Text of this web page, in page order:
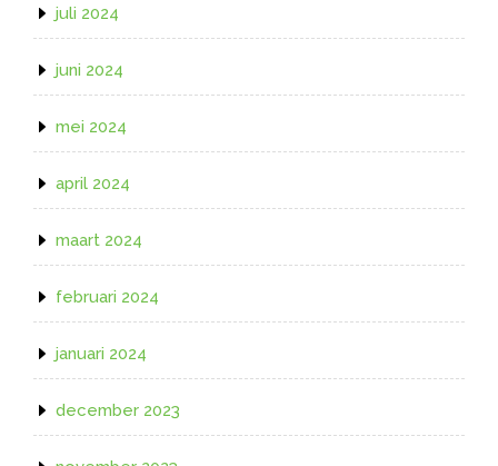
juli 2024
juni 2024
mei 2024
april 2024
maart 2024
februari 2024
januari 2024
december 2023